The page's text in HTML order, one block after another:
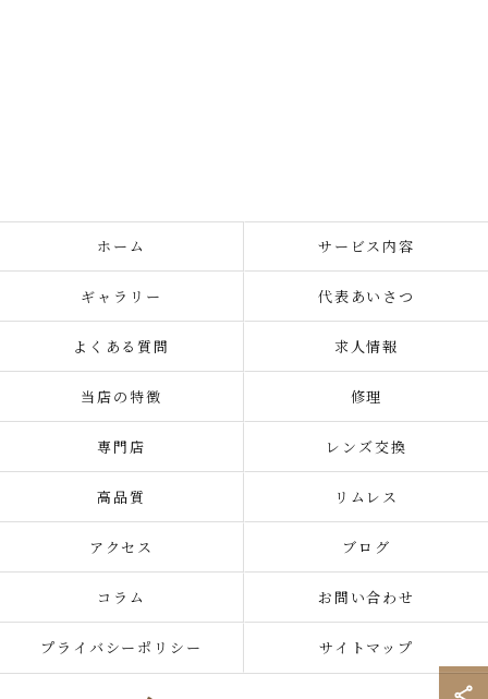
ホーム サービス内容
ギャラリー 代表あいさつ
よくある質問 求人情報
当店の特徴 修理
専門店 レンズ交換
高品質 リムレス
アクセス ブログ
コラム お問い合わせ
プライバシーポリシー サイトマップ